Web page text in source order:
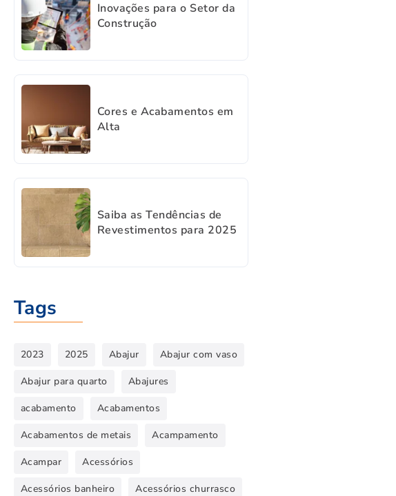
Inovações para o Setor da
Construção
Cores e Acabamentos em
Alta
Saiba as Tendências de
Revestimentos para 2025
Tags
2023 2025 Abajur Abajur com vaso
Abajur para quarto Abajures
acabamento Acabamentos
Acabamentos de metais Acampamento
Acampar Acessórios
Acessórios banheiro Acessórios churrasco